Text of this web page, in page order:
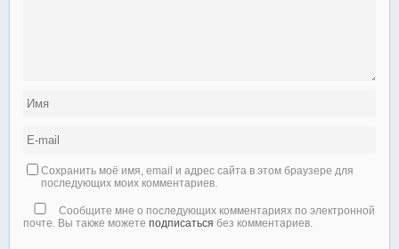
Сохранить моё имя, email и адрес сайта в этом браузере для
последующих моих комментариев.
Сообщите мне о последующих комментариях по электронной
почте. Вы также можете подписаться без комментариев.